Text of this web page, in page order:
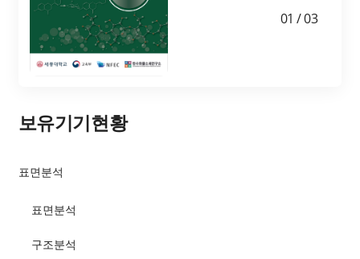
첨단 시설장비와 실험연구
01 /03
보유기기현황
표면분석
표면분석
구조분석